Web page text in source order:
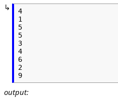
4
1
5
5
3
4
6
2
9
output: